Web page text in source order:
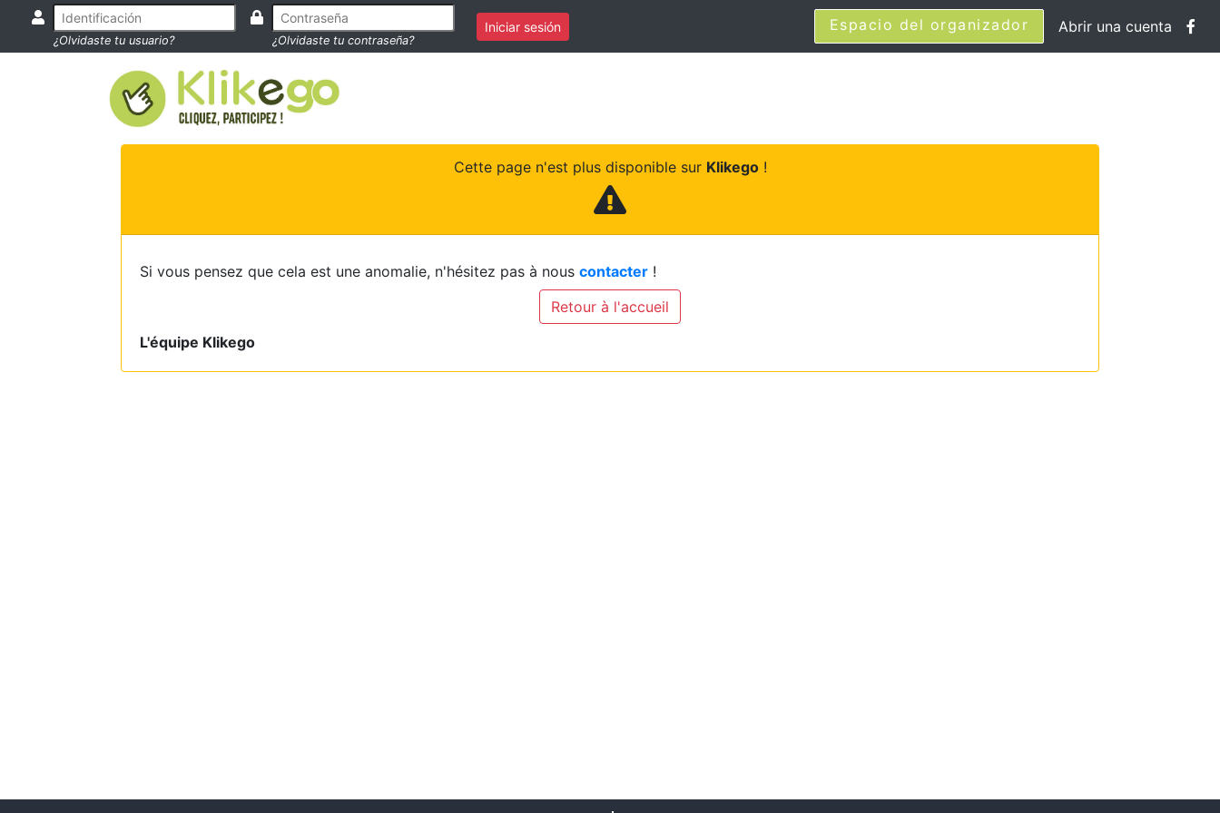
¿Olvidaste tu usuario? ¿Olvidaste tu contraseña?
Iniciar sesión Espacio del organizador Abrir una cuenta
Cette page n'est plus disponible sur Klikego!
Si vous pensez que cela est une anomalie, n'hésitez pas à nous contacter !
Retour à l'accueil
L'équipe Klikego